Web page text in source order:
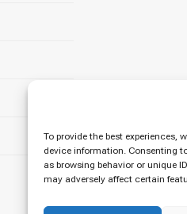
To provide the best experiences,
device information. Consenting
as browsing behavior or unique
may adversely affect certain